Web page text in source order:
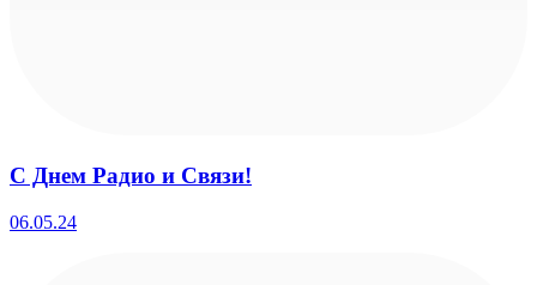
С Днем Радио и Связи!
06.05.24